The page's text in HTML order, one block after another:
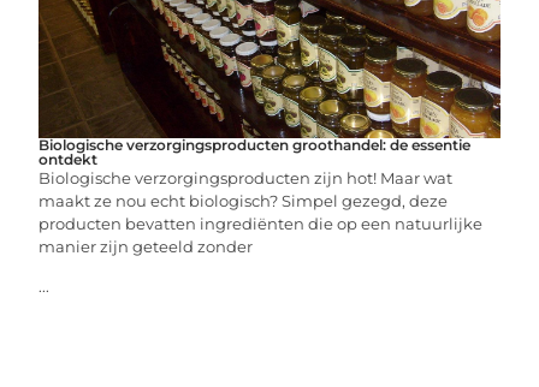
Biologische verzorgingsproducten groothandel: de essentie
ontdekt
Biologische verzorgingsproducten zijn hot! Maar wat
maakt ze nou echt biologisch? Simpel gezegd, deze
producten bevatten ingrediënten die op een natuurlijke
manier zijn geteeld zonder
...